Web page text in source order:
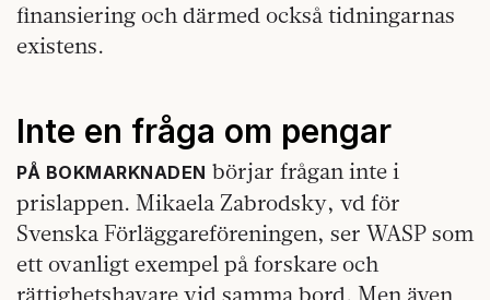
finansiering och därmed också tidningarnas
existens.
Inte en fråga om pengar
PÅ BOKMARKNADEN börjar frågan inte i
prislappen. Mikaela Zabrodsky, vd för
Svenska Förläggareföreningen, ser WASP som
ett ovanligt exempel på forskare och
rättighetshavare vid samma bord. Men även